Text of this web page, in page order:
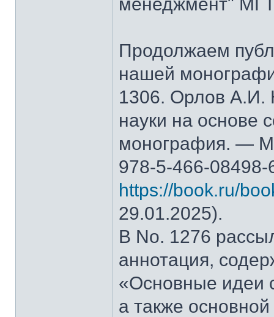
Продолжаем
нашей
1306. Орлов А.И.
науки на основе
монография. —
978-5-466-
https://book.ru/
29.01.2025).
В No. 1276
аннотация,
«Основные идеи
а также